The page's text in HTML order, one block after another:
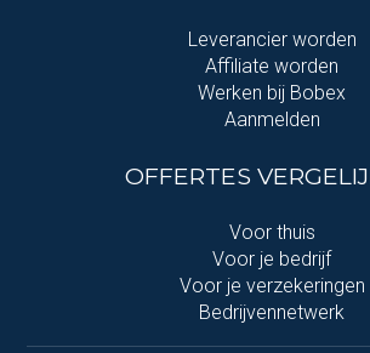
Leverancier worden
Affiliate worden
Werken bij Bobex
Aanmelden
OFFERTES
Voor thuis
Voor je bedrijf
Voor je verzekeringen
Bedrijvennetwerk